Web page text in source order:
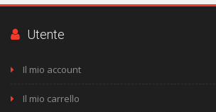
Utente
Il mio account
Il mio carrello